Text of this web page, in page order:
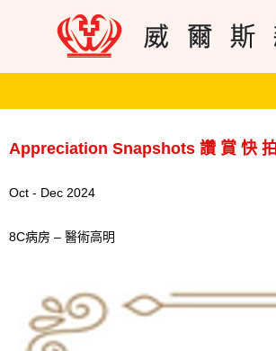
Appreciation Snapshots 讚 賞 快 拍
Oct - Dec 2024
8C病房 – 醫術高明